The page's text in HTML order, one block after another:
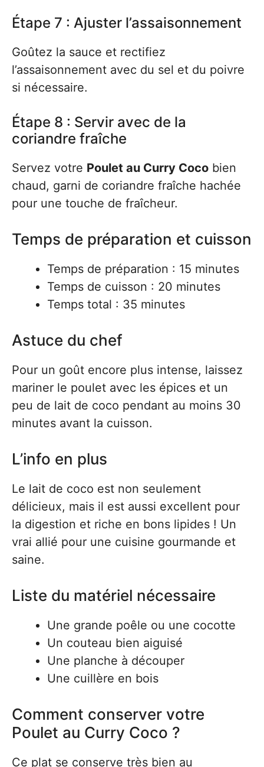
Étape 7 : Ajuster l’assaisonnement
Goûtez la sauce et rectifiez
l’assaisonnement avec du sel et du poivre
si nécessaire.
Étape 8 : Servir avec de la
coriandre fraîche
Servez votre Poulet au Curry Coco bien
chaud, garni de coriandre fraîche hachée
pour une touche de fraîcheur.
Temps de préparation et cuisson
Temps de préparation : 15 minutes
Temps de cuisson : 20 minutes
Temps total : 35 minutes
Astuce du chef
Pour un goût encore plus intense, laissez
mariner le poulet avec les épices et un
peu de lait de coco pendant au moins 30
minutes avant la cuisson.
L’info en plus
Le lait de coco est non seulement
délicieux, mais il est aussi excellent pour
la digestion et riche en bons lipides ! Un
vrai allié pour une cuisine gourmande et
saine.
Liste du matériel nécessaire
Une grande poêle ou une cocotte
Un couteau bien aiguisé
Une planche à découper
Une cuillère en bois
Comment conserver votre
Poulet au Curry Coco ?
Ce plat se conserve très bien au